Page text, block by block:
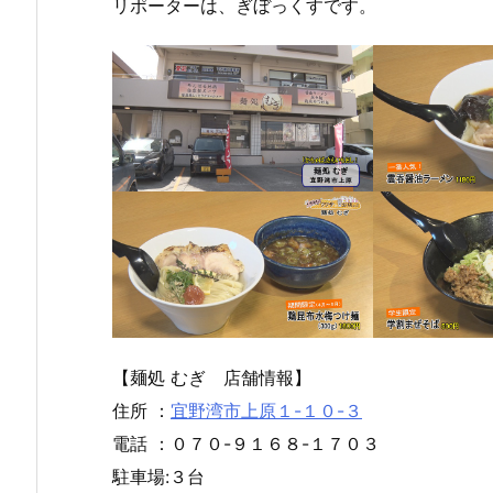
リポーターは、ぎぼっくすです。
【麺処 むぎ 店舗情報】
住所 ： 宜野湾市上原１-１０-３
電話 ：０７０-９１６８-１７０３
駐車場:３台